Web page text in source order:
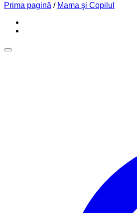
Prima pagină / Mama şi Copilul